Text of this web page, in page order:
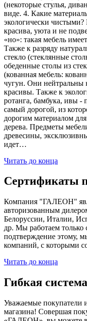
(некоторые стулья,
виде. 4. Какие
экологически чистыми?
красива, уюта и не
«но»: такая мебель
Также к разряду
стекло (стеклянные
обеденные столы из
(кованная мебель:
чугун. Они нейтральны
красивы. Также к
ротанга, бамбука, ивы -
самый дорогой, из
дорогим материалом
дерева. Предметы
древесины,
идет…
Читать до конца
Сертификаты
Компания "ГАЛЕОН"
авторизованным
Белоруссии, Италии,
др. Мы работаем
подтверждение этому,
компаний, с которыми
Читать до конца
Гибкая
Уважаемые покупатели
магазина! Совершая